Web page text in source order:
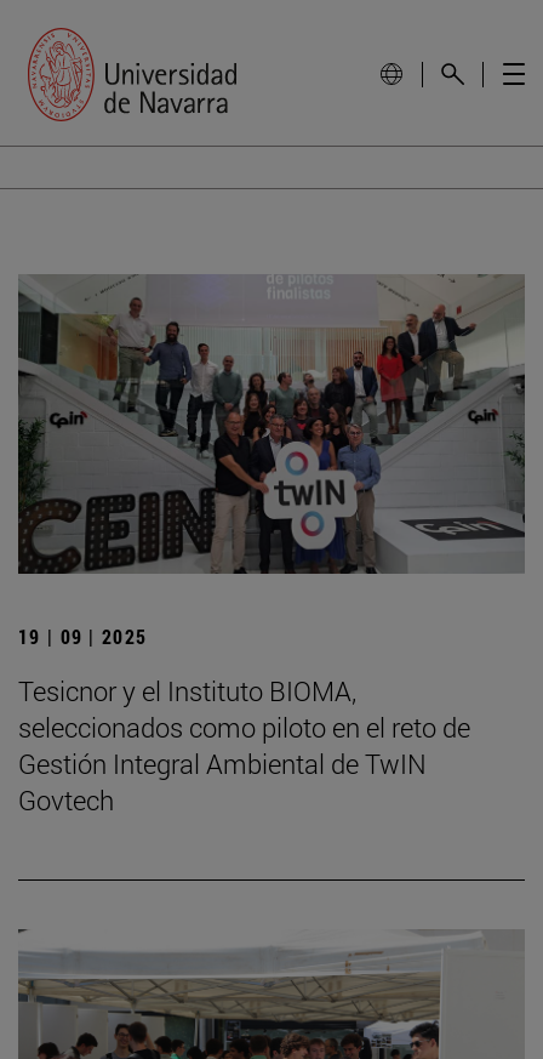
19 | 09 | 2025
Tesicnor y el Instituto BIOMA,
seleccionados como piloto en el reto de
Gestión Integral Ambiental de TwIN
Govtech